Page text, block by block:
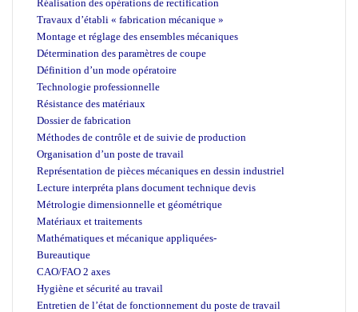
Réalisation des opérations de rectification
Travaux d’établi « fabrication mécanique »
Montage et réglage des ensembles mécaniques
Détermination des paramètres de coupe
Définition d’un mode opératoire
Technologie professionnelle
Résistance des matériaux
Dossier de fabrication
Méthodes de contrôle et de suivie de production
Organisation d’un poste de travail
Représentation de pièces mécaniques en dessin industriel
Lecture interpréta plans document technique devis
Métrologie dimensionnelle et géométrique
Matériaux et traitements
Mathématiques et mécanique appliquées-
Bureautique
CAO/FAO 2 axes
Hygiène et sécurité au travail
Entretien de l’état de fonctionnement du poste de travail